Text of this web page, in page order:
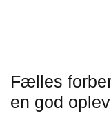
Fælles
en god